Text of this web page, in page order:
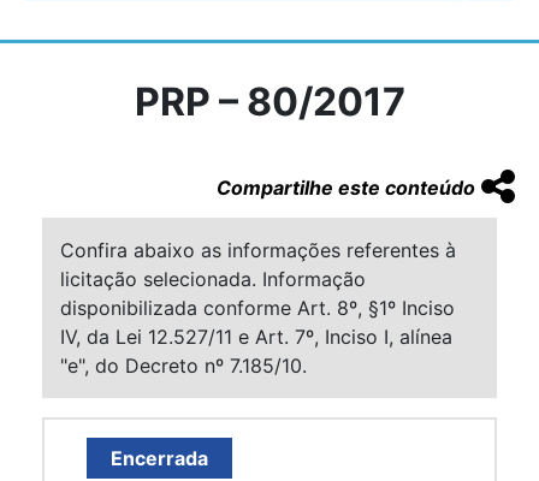
PRP – 80/2017
Compartilhe este conteúdo
Confira abaixo as informações referentes à
licitação selecionada. Informação
disponibilizada conforme Art. 8º, §1º Inciso
IV, da Lei 12.527/11 e Art. 7º, Inciso I, alínea
"e", do Decreto nº 7.185/10.
Encerrada